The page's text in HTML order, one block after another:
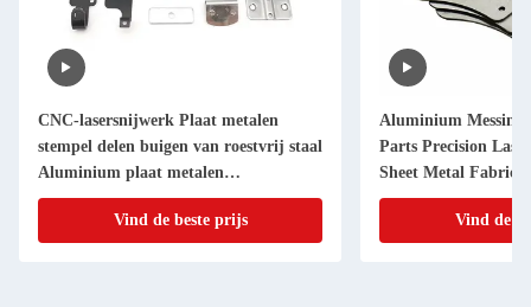
CNC-lasersnijwerk Plaat metalen
stempel delen buigen van roestvrij staal
Aluminium plaat metalen
vervaardiging
Vind de beste prijs
Aluminium Messing
Parts Precision
Sheet Metal
Vind de